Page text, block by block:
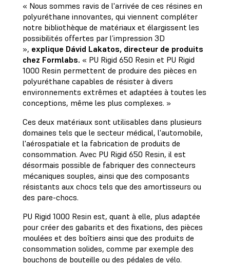
« Nous sommes ravis de l'arrivée de ces résines en
polyuréthane innovantes, qui viennent compléter
notre bibliothèque de matériaux et élargissent les
possibilités offertes par l’impression 3D
», explique Dávid Lakatos, directeur de produits
chez Formlabs. « PU Rigid 650 Resin et PU Rigid
1000 Resin permettent de produire des pièces en
polyuréthane capables de résister à divers
environnements extrêmes et adaptées à toutes les
conceptions, même les plus complexes. »
Ces deux matériaux sont utilisables dans plusieurs
domaines tels que le secteur médical, l'automobile,
l'aérospatiale et la fabrication de produits de
consommation. Avec PU Rigid 650 Resin, il est
désormais possible de fabriquer des connecteurs
mécaniques souples, ainsi que des composants
résistants aux chocs tels que des amortisseurs ou
des pare-chocs.
PU Rigid 1000 Resin est, quant à elle, plus adaptée
pour créer des gabarits et des fixations, des pièces
moulées et des boîtiers ainsi que des produits de
consommation solides, comme par exemple des
bouchons de bouteille ou des pédales de vélo.